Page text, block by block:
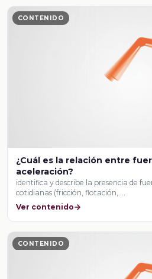
CONTENIDO
¿Cuál es la relación entre
aceleración?
identifica y describe la presencia de
cotidianas (fricción, flotación, …
Ver contenido
CONTENIDO